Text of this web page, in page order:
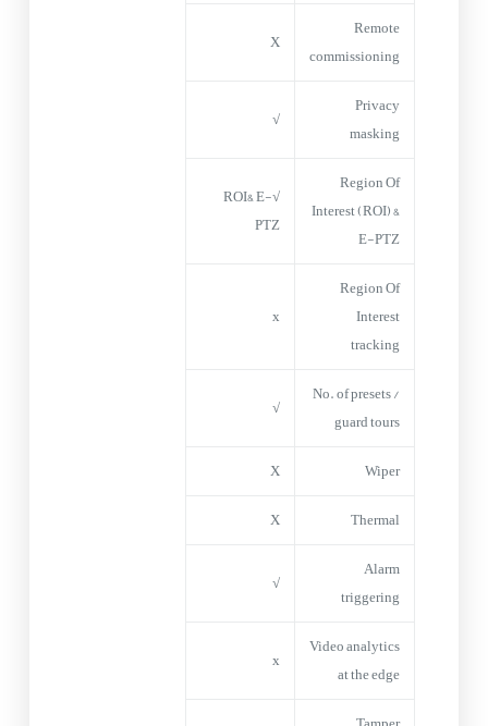
Remote
commissioning
X
Privacy
masking
√
Region Of
Interest (ROI) &
E-PTZ
√ROI& E-
PTZ
Region Of
Interest
tracking
x
No. of presets /
guard tours
√
Wiper
X
Thermal
X
Alarm
triggering
√
Video analytics
at the edge
x